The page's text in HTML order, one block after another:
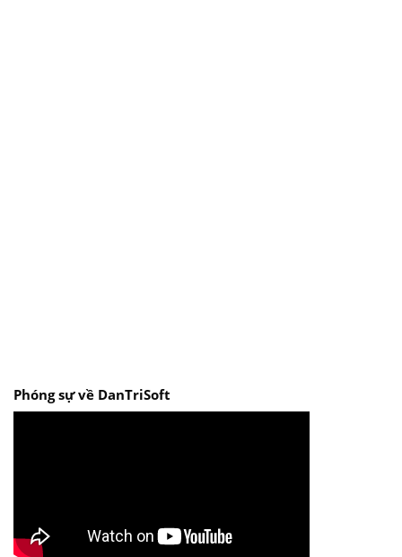
Phóng sự về DanTriSoft